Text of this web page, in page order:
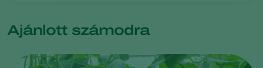
Ajánlott számodra